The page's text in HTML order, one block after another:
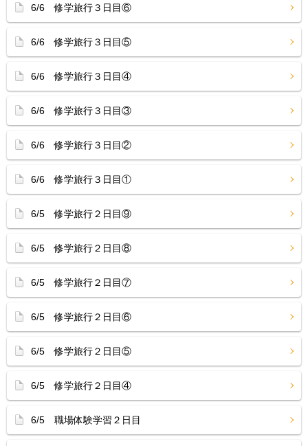
6/6 修学旅行３日目⑥
6/6 修学旅行３日目⑤
6/6 修学旅行３日目④
6/6 修学旅行３日目③
6/6 修学旅行３日目②
6/6 修学旅行３日目①
6/5 修学旅行２日目⑨
6/5 修学旅行２日目⑧
6/5 修学旅行２日目⑦
6/5 修学旅行２日目⑥
6/5 修学旅行２日目⑤
6/5 修学旅行２日目④
6/5 職場体験学習２日目